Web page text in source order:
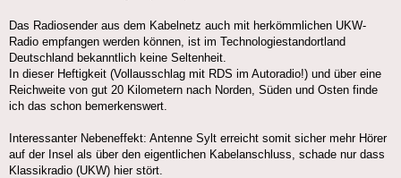
Das Radiosender aus dem Kabelnetz auch mit herkömmlichen UKW-
Radio empfangen werden können, ist im Technologiestandortland
Deutschland bekanntlich keine Seltenheit.
In dieser Heftigkeit (Vollausschlag mit RDS im Autoradio!) und über eine
Reichweite von gut 20 Kilometern nach Norden, Süden und Osten finde
ich das schon bemerkenswert.
Interessanter Nebeneffekt: Antenne Sylt erreicht somit sicher mehr Hörer
auf der Insel als über den eigentlichen Kabelanschluss, schade nur dass
Klassikradio (UKW) hier stört.